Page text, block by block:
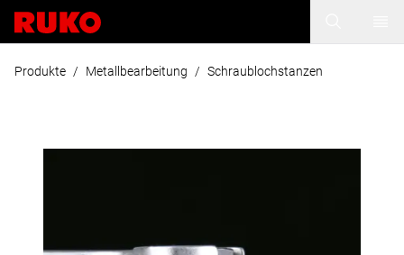
Produkte / Metallbearbeitung / Schraublochstanzen